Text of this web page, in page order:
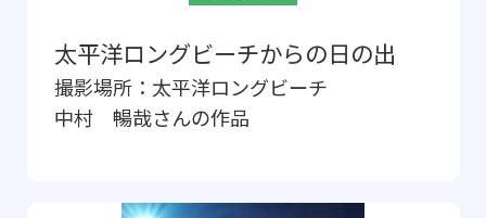
太平洋ロングビーチからの日の出
撮影場所： 太平洋ロングビーチ
中村 暢哉さんの作品